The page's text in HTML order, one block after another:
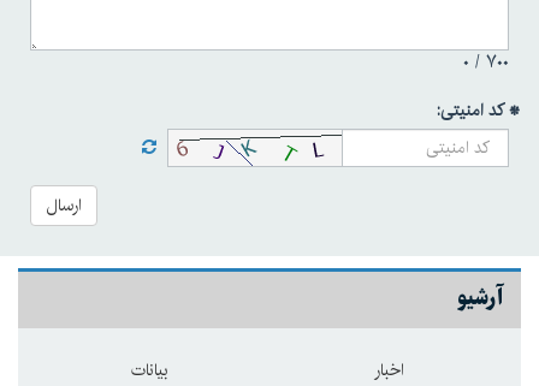
۷۰۰ /
۰
* کد امنیتی:
ارسال
آرشیو
اخبار بیانات